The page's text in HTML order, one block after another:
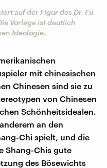
auf der Figur des Dr. Fu
Vorlage ist deutlich
Ideologie.
mit chinesischen
Chinesen sind sie zu
von Chinesen
Schönheitsidealen.
an den
Chi spielt, und die
Shang-Chis gute
des Bösewichts